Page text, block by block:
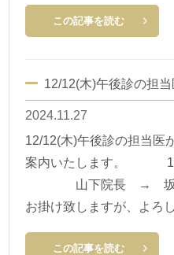
この記事を読む
12/12(木)午後診の担
2024.11.27
12/12(木)午後診の担当医
案内いたします
山下院長 → 坂井Dr
お掛け致しますが、よろ
この記事を読む